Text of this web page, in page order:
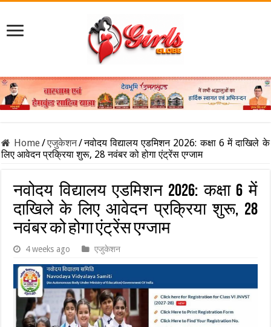
Home/एजुकेशन/नवोदय विद्यालय एडमिशन 2026: कक्षा 6 में दाखिले के
लिए आवेदन प्रक्रिया शुरू, 28 नवंबर को होगा एंट्रेंस एग्जाम
नवोदय विद्यालय एडमिशन 2026: कक्षा 6 में
दाखिले के लिए आवेदन प्रक्रिया शुरू, 28
नवंबर को होगा एंट्रेंस एग्जाम
4 weeks ago एजुकेशन